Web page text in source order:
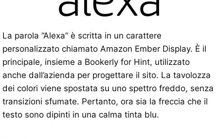
La parola “Alexa” è scritta in un carattere
personalizzato chiamato Amazon Ember Display. È il
principale, insieme a Bookerly for Hint, utilizzato
anche dall’azienda per progettare il sito. La tavolozza
dei colori viene spostata su uno spettro freddo, senza
transizioni sfumate. Pertanto, ora sia la freccia che il
testo sono dipinti in una calma tinta blu.